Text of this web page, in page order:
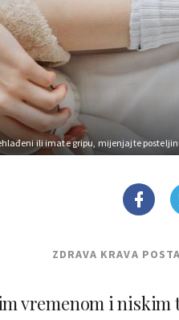
ili imate gripu, mijenjajte
ZDRAVA KRAVA
vremenom i